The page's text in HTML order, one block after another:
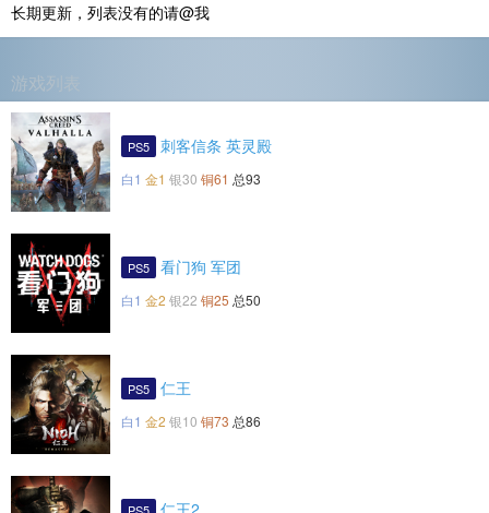
长期更新，列表没有的请@我
游戏列表
PS5 刺客信条 英灵殿
白1 金1 银30 铜61 总93
PS5 看门狗 军团
白1 金2 银22 铜25 总50
PS5 仁王
白1 金2 银10 铜73 总86
仁王2